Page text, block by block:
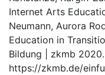
Internet Arts
Neumann, Aurora
Education in
Bildung | zkmb
https://zkmb.de/